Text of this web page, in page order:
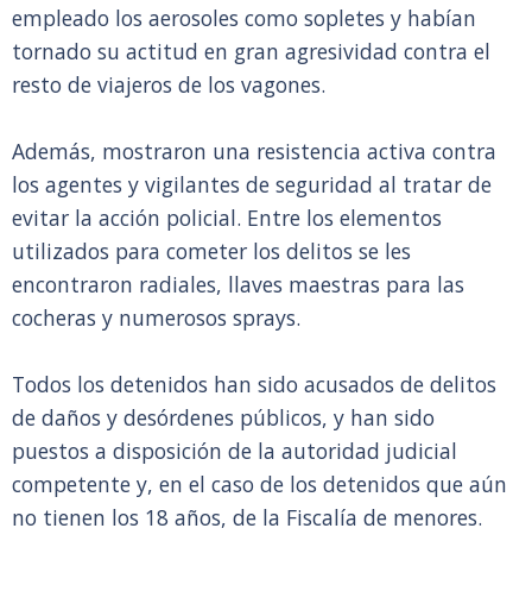
empleado los aerosoles como sopletes y habían
tornado su actitud en gran agresividad contra el
resto de viajeros de los vagones.
Además, mostraron una resistencia activa contra
los agentes y vigilantes de seguridad al tratar de
evitar la acción policial. Entre los elementos
utilizados para cometer los delitos se les
encontraron radiales, llaves maestras para las
cocheras y numerosos sprays.
Todos los detenidos han sido acusados de delitos
de daños y desórdenes públicos, y han sido
puestos a disposición de la autoridad judicial
competente y, en el caso de los detenidos que aún
no tienen los 18 años, de la Fiscalía de menores.